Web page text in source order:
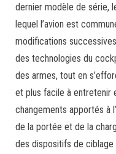
dernier modèle de série,
lequel l’avion est
modifications
des technologies du
des armes, tout en
et plus facile à entretenir
changements apportés à
de la portée et de la
des dispositifs de ciblage